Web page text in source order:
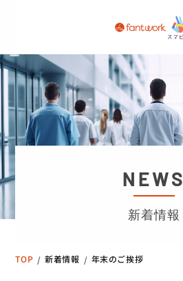
NEWS
新着情報
TOP / 新着情報 / 年末のご挨拶